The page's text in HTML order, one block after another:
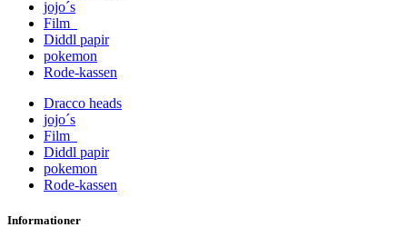
jojo´s
Film
Diddl papir
pokemon
Rode-kassen
Dracco heads
jojo´s
Film
Diddl papir
pokemon
Rode-kassen
Informationer